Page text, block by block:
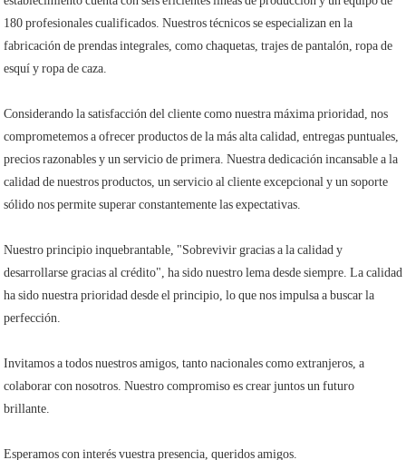
180 profesionales cualificados. Nuestros técnicos se especializan en la
fabricación de prendas integrales, como chaquetas, trajes de pantalón, ropa de
esquí y ropa de caza.
Considerando la satisfacción del cliente como nuestra máxima prioridad, nos
comprometemos a ofrecer productos de la más alta calidad, entregas puntuales,
precios razonables y un servicio de primera. Nuestra dedicación incansable a la
calidad de nuestros productos, un servicio al cliente excepcional y un soporte
sólido nos permite superar constantemente las expectativas.
Nuestro principio inquebrantable, "Sobrevivir gracias a la calidad y
desarrollarse gracias al crédito", ha sido nuestro lema desde siempre. La calidad
ha sido nuestra prioridad desde el principio, lo que nos impulsa a buscar la
perfección.
Invitamos a todos nuestros amigos, tanto nacionales como extranjeros, a
colaborar con nosotros. Nuestro compromiso es crear juntos un futuro
brillante.
Esperamos con interés vuestra presencia, queridos amigos.